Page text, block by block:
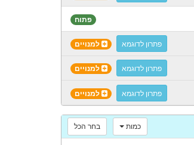
פתוח
למנויים פתרון לדוגמא
למנויים פתרון לדוגמא
למנויים פתרון לדוגמא
בחר הכל כמות